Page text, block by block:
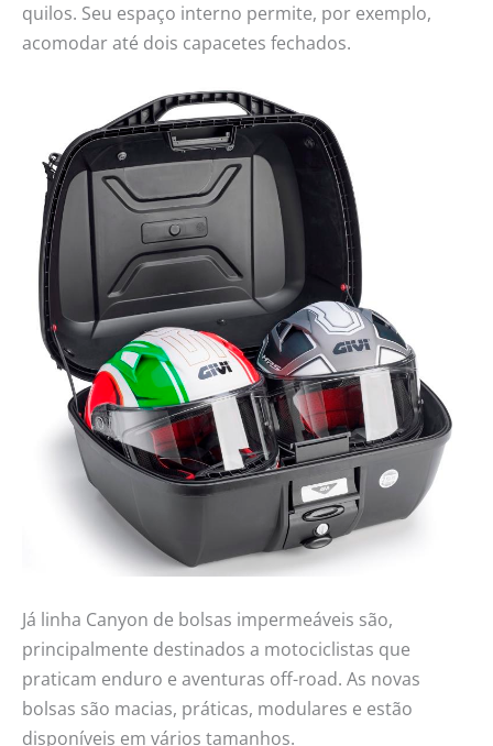
quilos. Seu espaço interno permite, por exemplo,
acomodar até dois capacetes fechados.
Já linha Canyon de bolsas impermeáveis são,
principalmente destinados a motociclistas que
praticam enduro e aventuras off-road. As novas
bolsas são macias, práticas, modulares e estão
disponíveis em vários tamanhos.